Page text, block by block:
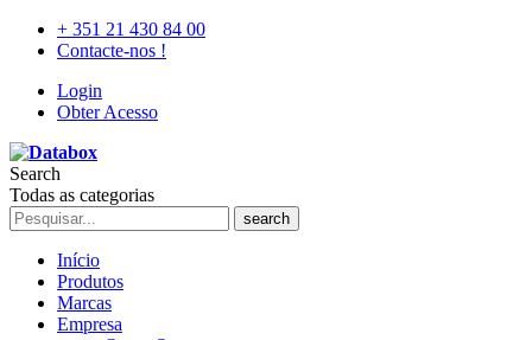
+ 351 21 430 84 00
Contacte-nos !
Login
Obter Acesso
Search
Todas as categorias
search
Início
Produtos
Marcas
Empresa